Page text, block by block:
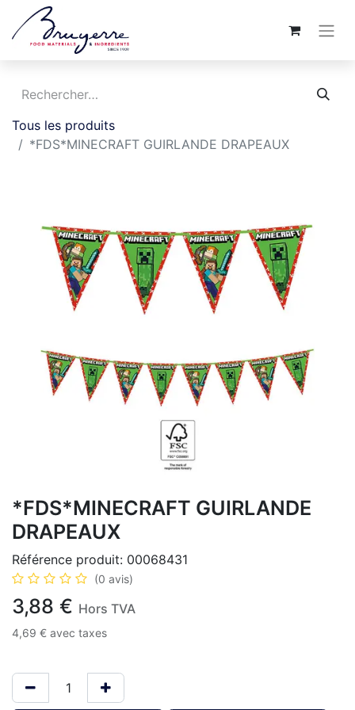
Tous les produits
*FDS*MINECRAFT GUIRLANDE DRAPEAUX
*FDS*MINECRAFT GUIRLANDE
DRAPEAUX
Référence produit: 00068431
(0 avis)
3,88 € Hors TVA
4,69 € avec taxes